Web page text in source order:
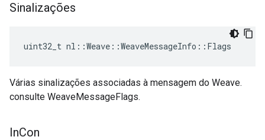
Sinalizações
uint32_t nl::Weave::WeaveMessageInfo::Flags
Várias sinalizações associadas à mensagem do Weave.
consulte WeaveMessageFlags.
InCon